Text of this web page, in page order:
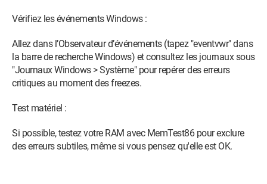
Vérifiez les événements Windows :
Allez dans l’Observateur d’événements (tapez "eventvwr" dans
la barre de recherche Windows) et consultez les journaux sous
"Journaux Windows > Système" pour repérer des erreurs
critiques au moment des freezes.
Test matériel :
Si possible, testez votre RAM avec MemTest86 pour exclure
des erreurs subtiles, même si vous pensez qu'elle est OK.